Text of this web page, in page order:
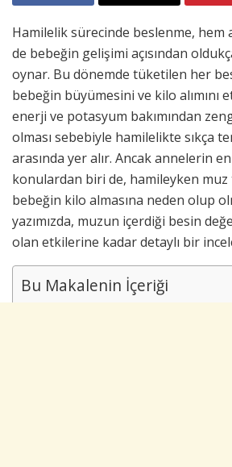
Hamilelik sürecinde beslenme, hem
de bebeğin gelişimi açısından
oynar. Bu dönemde tüketilen her
bebeğin büyümesini ve kilo alımını
enerji ve potasyum bakımından
olması sebebiyle hamilelikte sıkça
arasında yer alır. Ancak annelerin
konulardan biri de, hamileyken
bebeğin kilo almasına neden olup
yazımızda, muzun içerdiği besin
olan etkilerine kadar detaylı bir
Bu Makalenin İçeriği